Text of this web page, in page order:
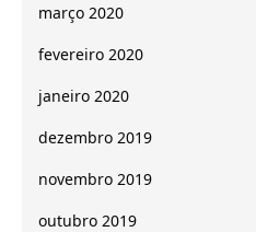
março 2020
fevereiro 2020
janeiro 2020
dezembro 2019
novembro 2019
outubro 2019